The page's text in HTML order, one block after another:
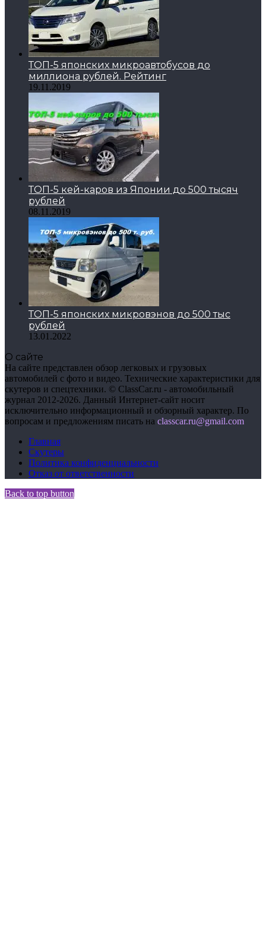
ТОП-5 японских микроавтобусов до
миллиона рублей. Рейтинг
19.11.2019
ТОП-5 кей-каров из Японии до 500 тысяч
рублей
08.11.2019
ТОП-5 японских микровэнов до 500 тыс
рублей
13.01.2022
О сайте
На сайте представлен обзор легковых и грузовых
автомобилей с фото и видео. Технические характеристики для
скутеров и спецтехники. © ClassCar.ru - автомобильный
журнал 2012-2026. Данный Интернет-сайт носит
исключительно информационный и обзорный характер. По
вопросам и предложениям писать на сlasscar.ru@gmail.com
Главная
Скутеры
Политика конфиденциальности
Отказ от ответственности
Back to top button